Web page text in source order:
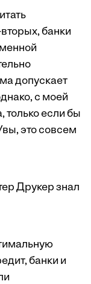
банки
допускает
с моей
только если бы
это совсем
Друкер знал
банки и